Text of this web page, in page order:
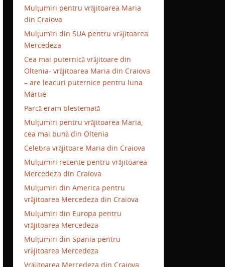
Mulţumiri pentru vrăjitoarea Maria
din Craiova
Mulţumiri din SUA pentru vrăjitoarea
Mercedeza
Cea mai puternică vrăjitoare din
Oltenia- vrăjitoarea Maria din Craiova
– are leacuri puternice pentru luna
Martie
Parcă eram blestemată
Mulţumiri pentru vrăjitoarea Maria,
cea mai bună din Oltenia
Celebra vrăjitoare Maria din Craiova
Mulţumiri recente pentru vrăjitoarea
Mercedeza din Craiova
Mulţumiri din America pentru
vrăjitoarea Mercedeza din Craiova
Mulţumiri din Europa pentru
vrăjitoarea Mercedeza
Mulţumiri din Spania pentru
vrăjitoarea Mercedeza
Vrăjitoarea Mercedeza din Craiova